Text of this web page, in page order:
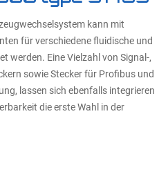
kann mit
für verschiedene fluidische und
werden. Eine Vielzahl von Signal-,
sowie Stecker für Profibus und
lassen sich ebenfalls integrieren
die erste Wahl in der